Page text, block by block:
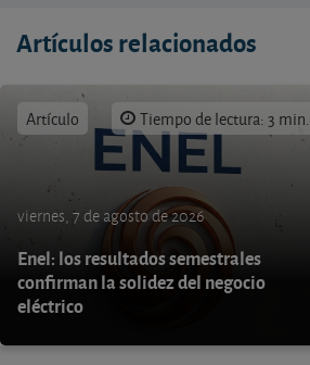
Artículos relacionados
Artículo Tiempo de lectura: 3 min.
viernes, 7 de agosto de 2026
Enel: los resultados semestrales
confirman la solidez del negocio
eléctrico